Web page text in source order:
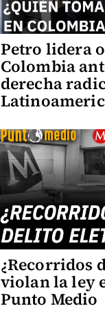
Petro lidera
Colombia
derecha
¿Recorridos
violan la ley
Punto Medio